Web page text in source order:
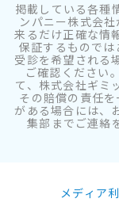
掲載している各種
ンパニー株式会
来るだけ正確な情
保証するもので
受診を希望される
ご確認ください
て、株式会社ギミ
その賠償の責任
がある場合には、
集部までご連絡
メディア